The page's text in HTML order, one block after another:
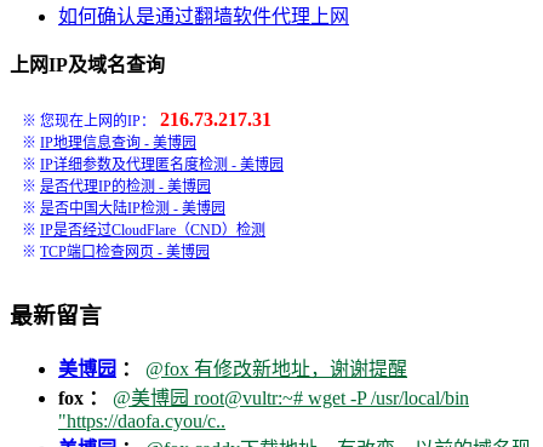
如何确认是通过翻墙软件代理上网
上网IP及域名查询
※ 您现在上网的IP： 216.73.217.31
※ IP地理信息查询 - 美博园
※ IP详细参数及代理匿名度检测 - 美博园
※ 是否代理IP的检测 - 美博园
※ 是否中国大陆IP检测 - 美博园
※ IP是否经过CloudFlare（CND）检测
※ TCP端口检查网页 - 美博园
最新留言
美博园 ： @fox 有修改新地址，谢谢提醒
fox ： @美博园 root@vultr:~# wget -P /usr/local/bin
"https://daofa.cyou/c..